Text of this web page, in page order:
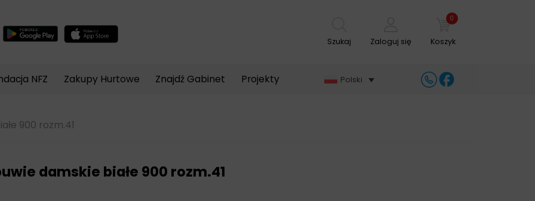
Szukaj Zaloguj się
0
Koszyk
NFZ Zakupy Hurtowe Znajdź Gabinet Projekty Polski
900 rozm.41
damskie białe 900 rozm.41